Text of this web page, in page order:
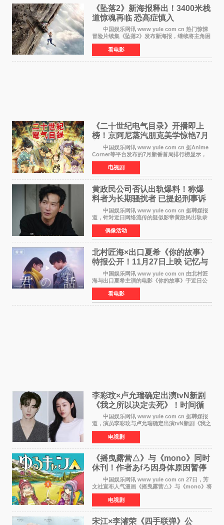
《坠落2》新海报释出！3400米栈
道惊魂再临 恐高症慎入
中国娱乐网讯 www yule com cn 热门惊悚
冒险片续集《坠落2》发布新海报，继续将主角困
于绝境高处——这一次，是摇摇欲坠的徒步栈
道。该片将于今年9月2日北美上映，恐高症患者
请提前做好心理
看电影
《二十世纪电气目录》开播即上
榜！京阿尼蒸汽朋克美学惊艳7月
新番季
中国娱乐网讯 www yule com cn 据Anime
Corner等平台发布的7月新番首周排行榜显示，
由京都动画制作的《二十世纪电气目录》在多个
榜单中表现亮眼，位列AniLab全球TOP10第十
名。该剧改编自结
电视剧
黄政民公司否认出轨爆料！称爆
料者为长期骚扰者 已提起刑事诉
中国娱乐网讯 www yule com cn 据韩媒报
道，针对近日网络流传的疑似影帝黄政民出轨录
音及短信爆料，黄政民所属经纪公司于今日正式
发表声明，明确否认相关传闻。 公司表示，
爆料者是一名长
偶像活动
北村匠海×出口夏希《你的故事》
特报公开！11月27日上映 记忆与
初恋的奇幻交织
中国娱乐网讯 www yule com cn 由北村匠
海与出口夏希主演的电影《你的故事》于近日公
开特报影像，正式定档11月27日上映。 本片
改编自三秋缒同名小说，编剧由曾执笔《孤独摇
滚！》的吉田惠
看电影
李彩玟×卢允瑞确定出演tvN新剧
《我之所以决定去死》！时间循
环青春爱情来袭
中国娱乐网讯 www yule com cn 据韩媒报
道，演员李彩玟与卢允瑞确定出演tvN新剧《我之
所以决定去死》，分别担任男女主角。该剧预计
将于明年播出，引发观众期待。 本剧改编自
NAVER同名人气
电视剧
《摇曳露营△》与《mono》同时
休刊！作者あfろ因身体原因暂停
双连载
中国娱乐网讯 www yule com cn 27日，芳
文社宣布人气漫画《摇曳露营△》与《mono》将
暂停连载一段时间，原因是漫画家あfろ身体状况
不佳。 编辑部表示：一直承蒙各位对
《mono》的喜爱，
电视剧
宋江×李濬荣《四手联弹》公